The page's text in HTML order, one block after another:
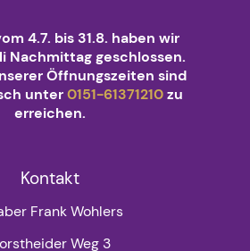
4.7. bis 31.8. haben wir
Nachmittag geschlossen.
Öffnungszeiten sind
unter0151-61371210zu
erreichen.
Kontakt
Frank Wohlers
Weg 3